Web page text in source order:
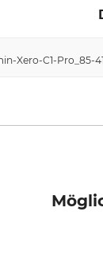
Xero-C1-Pro_85-